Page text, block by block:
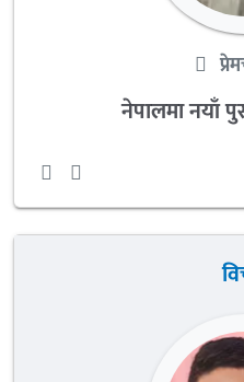
नेपालमा नयाँ